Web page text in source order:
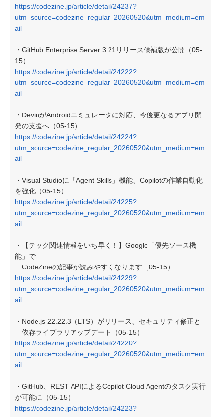
https://codezine.jp/article/detail/24237?
utm_source=codezine_regular_20260520&utm_medium=em
ail
・GitHub Enterprise Server 3.21リリース候補版が公開（05-
15）
https://codezine.jp/article/detail/24222?
utm_source=codezine_regular_20260520&utm_medium=em
ail
・DevinがAndroidエミュレータに対応、今後更なるアプリ開
発の支援へ（05-15）
https://codezine.jp/article/detail/24224?
utm_source=codezine_regular_20260520&utm_medium=em
ail
・Visual Studioに「Agent Skills」機能、Copilotの作業自動化
を強化（05-15）
https://codezine.jp/article/detail/24225?
utm_source=codezine_regular_20260520&utm_medium=em
ail
・【テック関連情報をいち早く！】Google「優先ソース機
能」で
CodeZineの記事が読みやすくなります（05-15）
https://codezine.jp/article/detail/24229?
utm_source=codezine_regular_20260520&utm_medium=em
ail
・Node.js 22.22.3（LTS）がリリース、セキュリティ修正と
依存ライブラリアップデート（05-15）
https://codezine.jp/article/detail/24220?
utm_source=codezine_regular_20260520&utm_medium=em
ail
・GitHub、REST APIによるCopilot Cloud Agentのタスク実行
が可能に（05-15）
https://codezine.jp/article/detail/24223?